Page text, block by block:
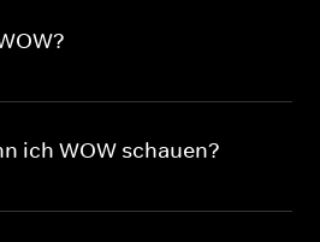
ich WOW schauen?